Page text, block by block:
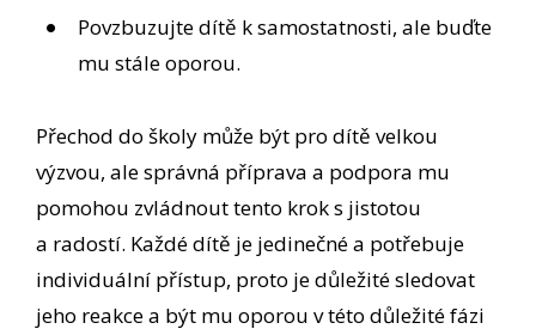
Povzbuzujte dítě k samostatnosti, ale buďte
mu stále oporou.
Přechod do školy může být pro dítě velkou
výzvou, ale správná příprava a podpora mu
pomohou zvládnout tento krok s jistotou
a radostí. Každé dítě je jedinečné a potřebuje
individuální přístup, proto je důležité sledovat
jeho reakce a být mu oporou v této důležité fázi